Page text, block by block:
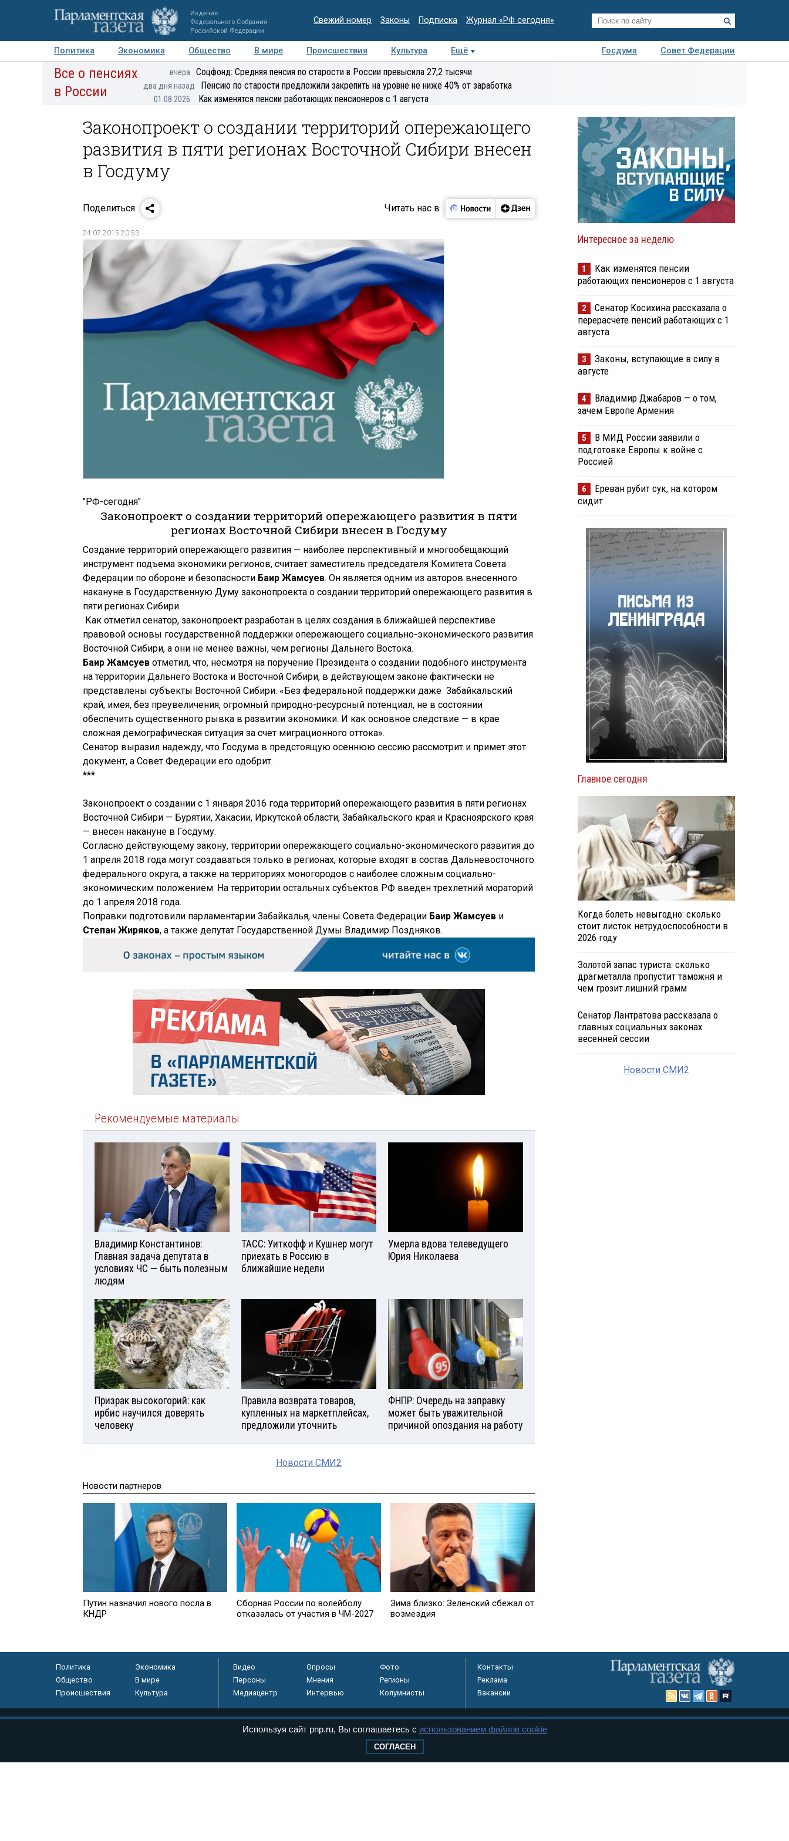
Издание
Федерального Собрания
Российской Федерации
Свежий номер Законы Подписка Журнал «РФ сегодня»
Политика Экономика Общество В мире Происшествия Культура Ещё Госдума
Совет Федерации
Авторы Персоны Мнения Регионы Медиацентр Интервью Колумнисты
экспертиза
Все о пенсиях
в России
вчера Соцфонд: Средняя пенсия по старости в России превысила 27,2 тысячи
два дня назад Пенсию по старости предложили закрепить на уровне не ниже 40% от заработка
01.08.2026 Как изменятся пенсии работающих пенсионеров с 1 августа
Законопроект о создании территорий опережающего
развития в пяти регионах Восточной Сибири внесен
в Госдуму
Поделиться Читать нас в
24.07.2015 20:53
"РФ-сегодня"
Законопроект о создании территорий опережающего развития в пяти
регионах Восточной Сибири внесен в Госдуму
Создание территорий опережающего развития — наиболее перспективный и многообещающий
инструмент подъема экономики регионов, считает заместитель председателя Комитета Совета
Федерации по обороне и безопасности Баир Жамсуев. Он является одним из авторов внесенного
накануне в Государственную Думу законопроекта о создании территорий опережающего развития в
пяти регионах Сибири.
Как отметил сенатор, законопроект разработан в целях создания в ближайшей перспективе
правовой основы государственной поддержки опережающего социально-экономического развития
Восточной Сибири, а они не менее важны, чем регионы Дальнего Востока.
Баир Жамсуев отметил, что, несмотря на поручение Президента о создании подобного инструмента
на территории Дальнего Востока и Восточной Сибири, в действующем законе фактически не
представлены субъекты Восточной Сибири. «Без федеральной поддержки даже Забайкальский
край, имея, без преувеличения, огромный природно-ресурсный потенциал, не в состоянии
обеспечить существенного рывка в развитии экономики. И как основное следствие — в крае
сложная демографическая ситуация за счет миграционного оттока».
Сенатор выразил надежду, что Госдума в предстоящую осеннюю сессию рассмотрит и примет этот
документ, а Совет Федерации его одобрит.
***
Законопроект о создании с 1 января 2016 года территорий опережающего развития в пяти регионах
Восточной Сибири — Бурятии, Хакасии, Иркутской области, Забайкальского края и Красноярского края
— внесен накануне в Госдуму.
Согласно действующему закону, территории опережающего социально-экономического развития до
1 апреля 2018 года могут создаваться только в регионах, которые входят в состав Дальневосточного
федерального округа, а также на территориях моногородов с наиболее сложным социально-
экономическим положением. На территории остальных субъектов РФ введен трехлетний мораторий
до 1 апреля 2018 года.
Поправки подготовили парламентарии Забайкалья, члены Совета Федерации Баир Жамсуев и
Степан Жиряков, а также депутат Государственной Думы Владимир Поздняков.
Рекомендуемые материалы
Владимир Константинов:
Главная задача депутата в
условиях ЧС — быть полезным
людям
ТАСС: Уиткофф и Кушнер могут
приехать в Россию в
ближайшие недели
Умерла вдова телеведущего
Юрия Николаева
Призрак высокогорий: как
ирбис научился доверять
человеку
Правила возврата товаров,
купленных на маркетплейсах,
предложили уточнить
ФНПР: Очередь на заправку
может быть уважительной
причиной опоздания на работу
Новости СМИ2
Новости партнеров
Путин назначил нового посла в
КНДР
Cборная России по волейболу
отказалась от участия в ЧМ-2027
Зима близко: Зеленский сбежал от
возмездия
Интересное за неделю
1
Как изменятся пенсии
работающих пенсионеров с 1 августа
2
Сенатор Косихина рассказала о
перерасчете пенсий работающих с 1
августа
3
Законы, вступающие в силу в
августе
4
Владимир Джабаров — о том,
зачем Европе Армения
5
В МИД России заявили о
подготовке Европы к войне с
Россией
6
Ереван рубит сук, на котором
сидит
Главное сегодня
Когда болеть невыгодно: сколько
стоит листок нетрудоспособности в
2026 году
Золотой запас туриста: сколько
драгметалла пропустит таможня и
чем грозит лишний грамм
Сенатор Лантратова рассказала о
главных социальных законах
весенней сессии
Новости СМИ2
Политика
Экономика
Общество
В мире
Происшествия
Культура
Видео Опросы
Фото
Персоны
Мнения
Регионы
Медиацентр
Интервью Колумнисты
Контакты
Реклама
Вакансии
массовых коммуникаций (Роскомнадзор) 05 августа 2011 года. 18+
Используя сайт pnp.ru, Вы соглашаетесь с использованием файлов cookie
СОГЛАСЕН